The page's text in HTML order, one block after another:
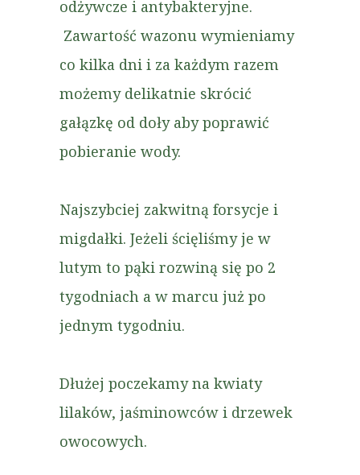
odżywcze i antybakteryjne.
Zawartość wazonu wymieniamy
co kilka dni i za każdym razem
możemy delikatnie skrócić
gałązkę od doły aby poprawić
pobieranie wody.
Najszybciej zakwitną forsycje i
migdałki. Jeżeli ścięliśmy je w
lutym to pąki rozwiną się po 2
tygodniach a w marcu już po
jednym tygodniu.
Dłużej poczekamy na kwiaty
lilaków, jaśminowców i drzewek
owocowych.